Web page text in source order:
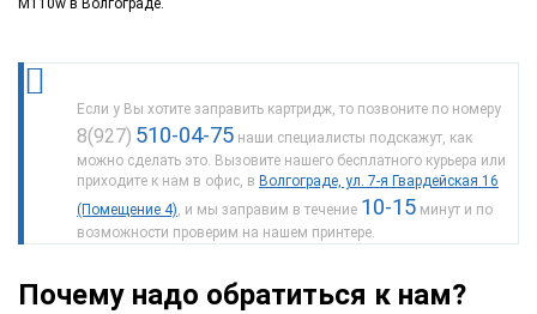
M110w в Волгограде.
Если у Вы хотите заправить картридж, то позвоните по номеру
8(927) 510-04-75 наши специалисты подскажут, как
можно сделать это. Вызовите нашего бесплатного курьера или
приходите к нам в офис, в Волгограде, ул. 7-я Гвардейская 16
(Помещение 4), и мы заправим в течение 10-15 минут и по
возможности проверим на нашем принтере.
Почему надо обратиться к нам?